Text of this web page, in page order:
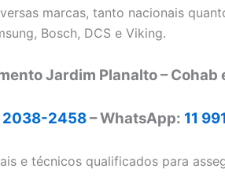
marcas, tanto nacionais
Bosch, DCS e Viking.
Jardim Planalto –
2038-2458– WhatsApp: 11
e técnicos qualificados para